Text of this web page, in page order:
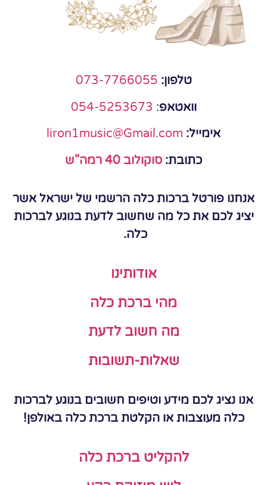
טלפון: 073-7766055
וואטאפ:
054-5253673
אימייל: liron1music@Gmail.com
כתובת: סוקולוב 40 רמה"ש
אנחנו פורטל ברכות כלה הרשמי של ישראל אשר
יציג לכם את כל מה שחשוב לדעת בנוגע לברכות
כלה.
אודותינו
מהי ברכת כלה
מה חשוב לדעת
שאלות-תשובות
אנו נציג לכם מידע וטיפים חשובים בנוגע לברכות
כלה מעוצבות או הקלטת ברכת כלה באולפן!
להקליט ברכת כלה